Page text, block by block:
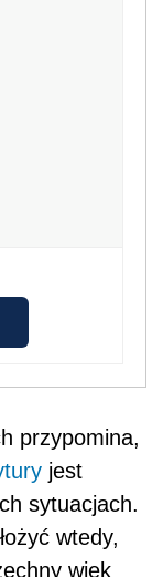
przypomina,
jest
sytuacjach.
wtedy,
wiek